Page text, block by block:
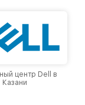
центр Dell в
Казани